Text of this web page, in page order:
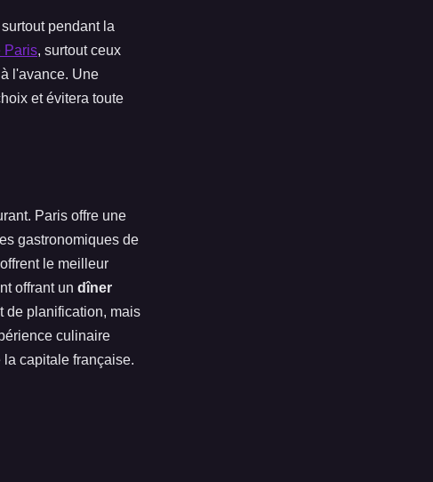
pendant la
Paris, surtout ceux
l'avance. Une
et évitera toute
Paris offre une
gastronomiques de
le meilleur
offrant un dîner
de planification, mais
culinaire
capitale française.